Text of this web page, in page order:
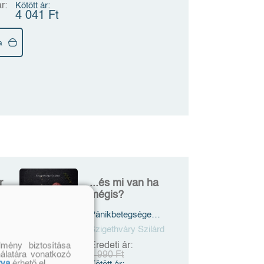
Kötött ár:
4 041 Ft
...és mi van ha
mégis?
Pánikbetegségem
önéletrajza
Szigethváry Szilárd
Eredeti ár:
3 990 Ft
biztosítása
vonatkozó